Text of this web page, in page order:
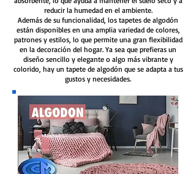
reducir la humedad en el ambiente.
Además de su funcionalidad, los tapetes de algodón
están disponibles en una amplia variedad de colores,
patrones y estilos, lo que permite una gran flexibilidad
en la decoración del hogar. Ya sea que prefieras un
diseño sencillo y elegante o algo más vibrante y
colorido, hay un tapete de algodón que se adapta a tus
gustos y necesidades.